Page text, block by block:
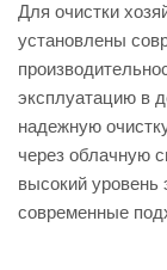
Для очистки
установлены
эксплуатацию в
надежную
через облачную
ысокий уровень
современные